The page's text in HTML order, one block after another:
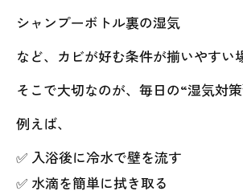
シャンプーボトル裏の湿気
など、カビが好む条件が揃いやすい
そこで大切なのが、毎日の“湿気対
例えば、
✅ 入浴後に冷水で壁を流す
✅ 水滴を簡単に拭き取る